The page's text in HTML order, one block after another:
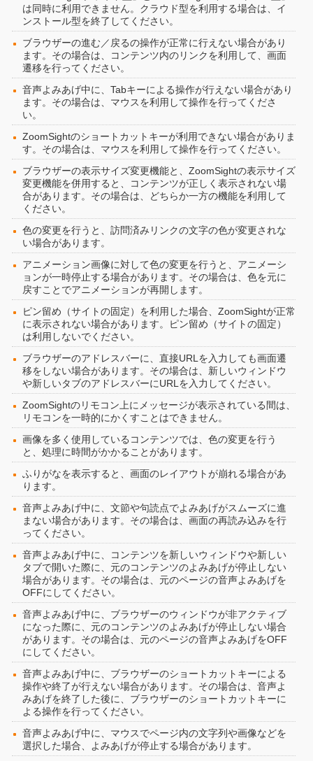
は同時に利用できません。クラウド型を利用する場合は、イ
ンストール型を終了してください。
ブラウザーの進む／戻るの操作が正常に行えない場合があり
ます。その場合は、コンテンツ内のリンクを利用して、画面
遷移を行ってください。
音声よみあげ中に、Tabキーによる操作が行えない場合があり
ます。その場合は、マウスを利用して操作を行ってくださ
い。
ZoomSightのショートカットキーが利用できない場合がありま
す。その場合は、マウスを利用して操作を行ってください。
ブラウザーの表示サイズ変更機能と、ZoomSightの表示サイズ
変更機能を併用すると、コンテンツが正しく表示されない場
合があります。その場合は、どちらか一方の機能を利用して
ください。
色の変更を行うと、訪問済みリンクの文字の色が変更されな
い場合があります。
アニメーション画像に対して色の変更を行うと、アニメーシ
ョンが一時停止する場合があります。その場合は、色を元に
戻すことでアニメーションが再開します。
ピン留め（サイトの固定）を利用した場合、ZoomSightが正常
に表示されない場合があります。ピン留め（サイトの固定）
は利用しないでください。
ブラウザーのアドレスバーに、直接URLを入力しても画面遷
移をしない場合があります。その場合は、新しいウィンドウ
や新しいタブのアドレスバーにURLを入力してください。
ZoomSightのリモコン上にメッセージが表示されている間は、
リモコンを一時的にかくすことはできません。
画像を多く使用しているコンテンツでは、色の変更を行う
と、処理に時間がかかることがあります。
ふりがなを表示すると、画面のレイアウトが崩れる場合があ
ります。
音声よみあげ中に、文節や句読点でよみあげがスムーズに進
まない場合があります。その場合は、画面の再読み込みを行
ってください。
音声よみあげ中に、コンテンツを新しいウィンドウや新しい
タブで開いた際に、元のコンテンツのよみあげが停止しない
場合があります。その場合は、元のページの音声よみあげを
OFFにしてください。
音声よみあげ中に、ブラウザーのウィンドウが非アクティブ
になった際に、元のコンテンツのよみあげが停止しない場合
があります。その場合は、元のページの音声よみあげをOFF
にしてください。
音声よみあげ中に、ブラウザーのショートカットキーによる
操作や終了が行えない場合があります。その場合は、音声よ
みあげを終了した後に、ブラウザーのショートカットキーに
よる操作を行ってください。
音声よみあげ中に、マウスでページ内の文字列や画像などを
選択した場合、よみあげが停止する場合があります。